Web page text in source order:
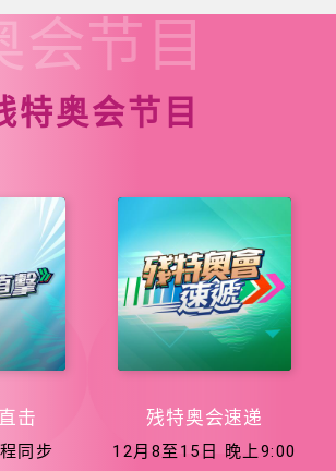
特奥会节目
会节目
击
同步
残特奥会速递
12月8至15日 晚上9:00